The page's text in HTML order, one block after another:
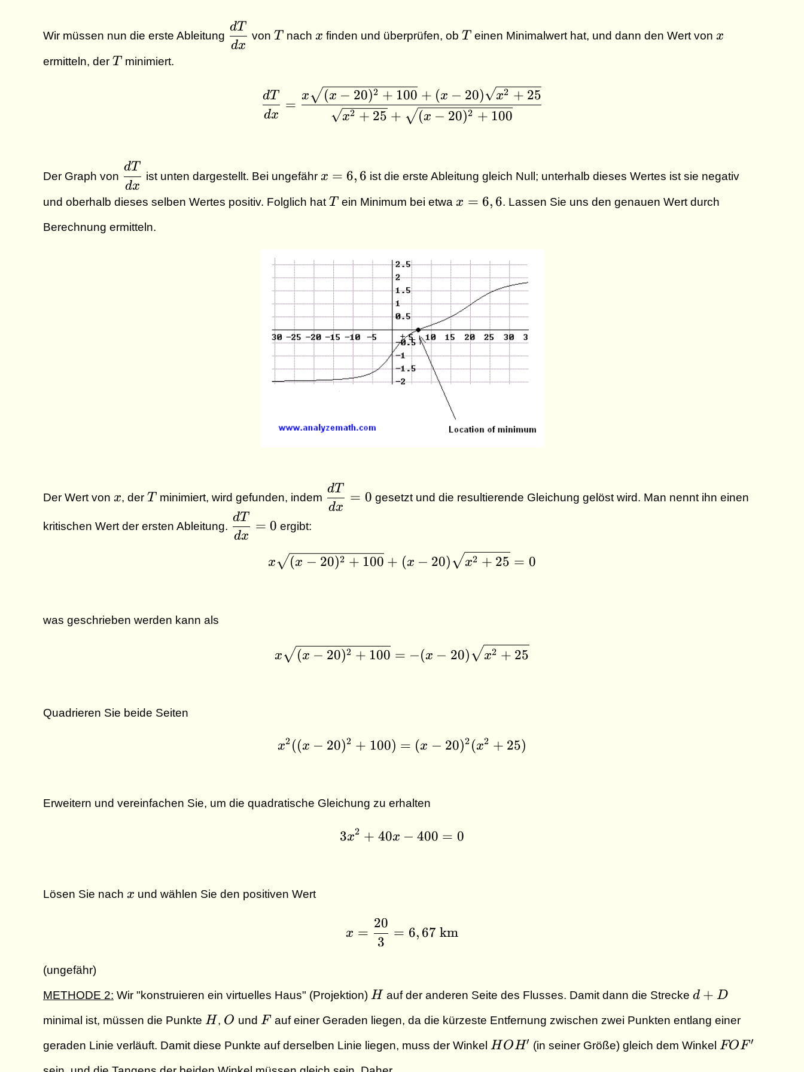
Wir müssen nun die erste Ableitung \dfrac{dT}
{dx}
dx
dT
von T
T nach x
x finden und überprüfen, ob T
T einen Minimalwert hat, und dann den Wert von x
x
ermitteln, der T
T minimiert.
\dfrac{dT}{dx} = \dfrac{x \sqrt{(x - 20)^2 + 100} + (x - 20)
dx
dT
=
x2 + 25 + (x − 20)2 + 100
x (x − 20)2 + 100 + (x − 20) x2 + 25
Der Graph von \dfrac{dT}
{dx}
dx
dT
ist unten dargestellt. Bei ungefähr
=
6,6
x = 6, 6 ist die erste Ableitung gleich Null; unterhalb dieses Wertes ist sie negativ
und oberhalb dieses selben Wertes positiv. Folglich hat T
T ein Minimum bei etwax
x = 6, 6. Lassen Sie uns den genauen Wert durch
Berechnung ermitteln.
Der Wert von x, der T
T minimiert, wird gefunden, indem \dfrac{dT}
{dx} = 0
dx
dT
= 0 gesetzt und die resultierende Gleichung gelöst wird. Man nennt ihn einen
kritischen Wert der ersten Ableitung. \dfrac{dT}
{dx} = 0
dx
dT
= 0 ergibt:
x \sqrt{(x - 20)^2 + 100} + (x - 20) \sqrt{x^2 + 25} = 0
x (x − 20)2 + 100 + (x − 20) x2 + 25 = 0
was geschrieben werden kann als
x \sqrt{(x - 20)^2 + 100} = - (x - 20) \sqrt{x^2 + 25}
x (x − 20)2 + 100 = −(x − 20) x2 + 25
Quadrieren Sie beide Seiten
x^2((x - 20)^2 + 100) = (x - 20)^2(x^2 + 25)
x2 ((x − 20)2 + 100) = (x − 20)2 (x2 + 25)
Erweitern und vereinfachen Sie, um die quadratische Gleichung zu erhalten
3x^2 + 40x - 400 = 0
3x2 + 40x − 400 = 0
Lösen Sie nach x
x und wählen Sie den positiven Wert
x = \dfrac{20}{3} = 6,67 \text{ km}
x =
3
20
= 6, 67km
(ungefähr)
METHODE 2: Wir "konstruieren ein virtuelles Haus" (Projektion) H
H auf der anderen Seite des Flusses. Damit dann die Strecke d
D
d + D
minimal ist, müssen die Punkte H
H, O
O und F
F auf einer Geraden liegen, da die kürzeste Entfernung zwischen zwei Punkten entlang einer
geraden Linie verläuft. Damit diese Punkte auf derselben Linie liegen, muss der Winkel
HOH'
HOH′ (in seiner Größe) gleich dem Winkel FOF'
FOF′